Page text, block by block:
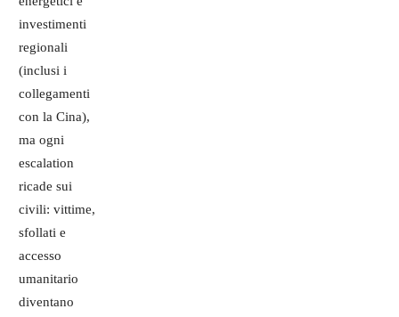
investimenti
regionali
(inclusi i
collegamenti
con la Cina),
ma ogni
escalation
ricade sui
civili: vittime,
sfollati e
accesso
umanitario
diventano